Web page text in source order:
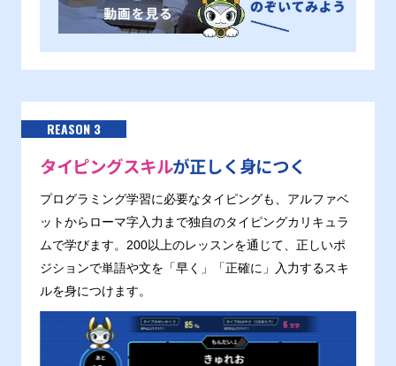
REASON 3
タイピングスキルが正しく身につく
プログラミング学習に必要なタイピングも、アルファベ
ットからローマ字入力まで独自のタイピングカリキュラ
ムで学びます。200以上のレッスンを通じて、正しいポ
ジションで単語や文を「早く」「正確に」入力するスキ
ルを身につけます。